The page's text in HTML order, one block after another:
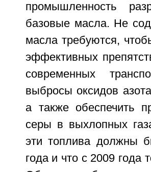
промышленность
базовые масла. Не
масла требуются,
эффективных
современных
выбросы оксидов
а также обеспечить
серы в выхлопных
эти топлива должны
года и что с 2009